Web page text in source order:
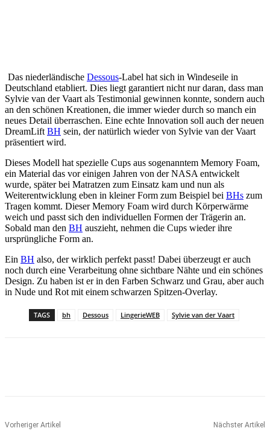
Das niederländische Dessous-Label hat sich in Windeseile in
Deutschland etabliert. Dies liegt garantiert nicht nur daran, dass man
Sylvie van der Vaart als Testimonial gewinnen konnte, sondern auch
an den schönen Kreationen, die immer wieder durch so manch ein
neues Detail überraschen. Eine echte Innovation soll auch der neuen
DreamLift BH sein, der natürlich wieder von Sylvie van der Vaart
präsentiert wird.
Dieses Modell hat spezielle Cups aus sogenanntem Memory Foam,
ein Material das vor einigen Jahren von der NASA entwickelt
wurde, später bei Matratzen zum Einsatz kam und nun als
Weiterentwicklung eben in kleiner Form zum Beispiel bei BHs zum
Tragen kommt. Dieser Memory Foam wird durch Körperwärme
weich und passt sich den individuellen Formen der Trägerin an.
Sobald man den BH auszieht, nehmen die Cups wieder ihre
ursprüngliche Form an.
Ein BH also, der wirklich perfekt passt! Dabei überzeugt er auch
noch durch eine Verarbeitung ohne sichtbare Nähte und ein schönes
Design. Zu haben ist er in den Farben Schwarz und Grau, aber auch
in Nude und Rot mit einem schwarzen Spitzen-Overlay.
TAGS bh Dessous LingerieWEB Sylvie van der Vaart
Vorheriger Artikel Nächster Artikel